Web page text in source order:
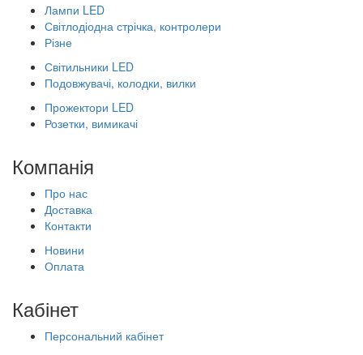
Лампи LED
Світлодіодна стрічка, контролери
Різне
Світильники LED
Подовжувачі, колодки, вилки
Прожектори LED
Розетки, вимикачі
Компанія
Про нас
Доставка
Контакти
Новини
Оплата
Кабінет
Персональний кабінет